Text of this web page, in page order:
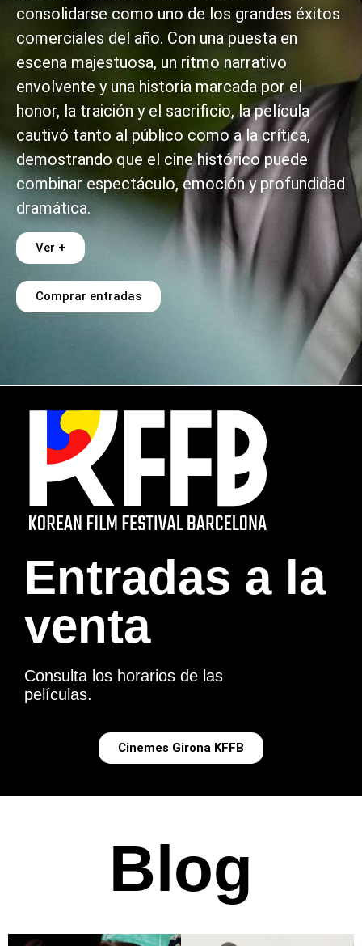
consolidarse como uno de los grandes éxitos
comerciales del año. Con una puesta en
escena majestuosa, un ritmo narrativo
envolvente y una historia marcada por el
honor, la traición y el sacrificio, la película
cautivó tanto al público como a la crítica,
demostrando que el cine histórico puede
combinar espectáculo, emoción y profundidad
dramática.
Ver +
Comprar entradas
Entradas a la
venta
Consulta los horarios de las
películas.
Cinemes Girona KFFB
Blog